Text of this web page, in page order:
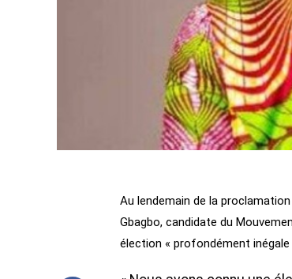
‎Au lendemain de la
Gbagbo, candidate du
élection « profondément